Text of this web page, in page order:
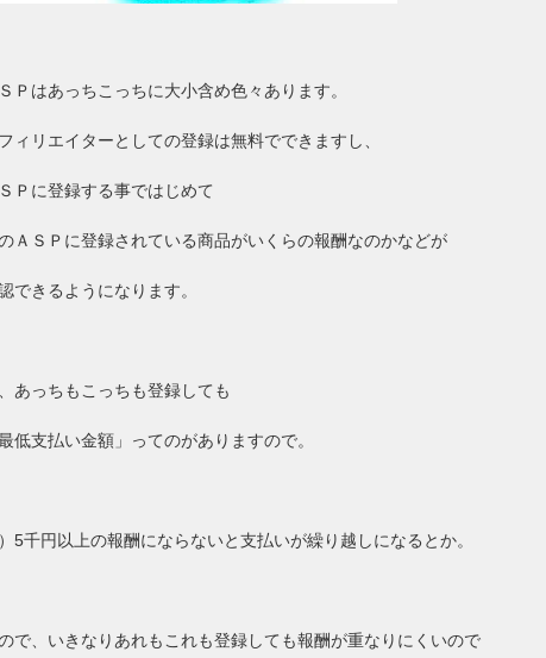
Ｐはあっちこっちに大小含め色々あります。
ィリエイターとしての登録は無料でできますし、
Ｐに登録する事ではじめて
ＡＳＰに登録されている商品がいくらの報酬なのかなどが
できるようになります。
あっちもこっちも登録しても
最低支払い金額」ってのがありますので。
5千円以上の報酬にならないと支払いが繰り越しになるとか。
で、いきなりあれもこれも登録しても報酬が重なりにくいので